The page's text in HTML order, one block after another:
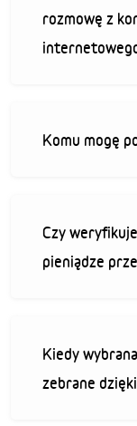
rozmowę z
Komu mogę
Czy
pieniądze
Kiedy
zebrane